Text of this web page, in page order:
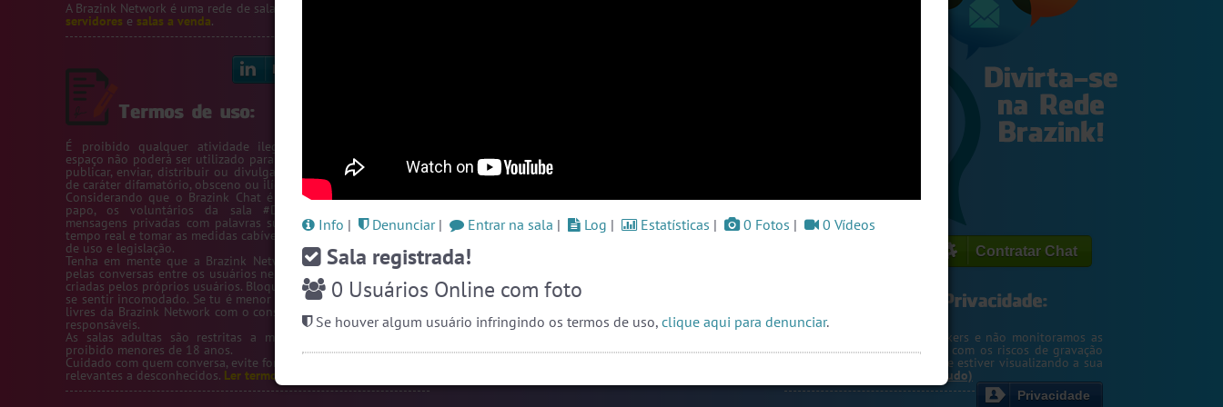
Contratar Chat
A Brazink Network é uma rede de salas de bate-papo.
servidores e salas a venda.
Linkedin
É proibido qualquer atividade ilegal na Rede Brazink. Este
espaço não poderá ser utilizado para passar número de telefone,
publicar, enviar, distribuir ou divulgar conteúdos ou informação
de caráter difamatório, obsceno ou ilícito.
Considerando que o Brazink Chat é um site de salas de bate-
papo, os voluntários da sala #Denuncias têm acesso as
mensagens privadas com palavras suspeitas para averiguar em
tempo real e tomar as medidas cabíveis de acordo com os termos
de uso e legislação.
Tenha em mente que a Brazink Network não se responsabiliza
pelas conversas entre os usuários nem pelas salas de bate-papo
criadas pelos próprios usuários. Bloqueie um usuário sempre que
se sentir incomodado. Se tu é menor de idade, só utilize as salas
livres da Brazink Network com o consentimento de seus pais ou
responsáveis.
As salas adultas são restritas a maiores de 18 anos, sendo
proibido menores de 18 anos.
Cuidado com quem conversa, evite fornecer informações pessoais
relevantes a desconhecidos. Ler termos de uso completo.
🎁 Promoção 🛍 Crie seu Chat e Rádio 📻
com Site e Chat Bot 🤖 de Pedidos.
Protegemos o seu IP de hackers e não monitoramos as
webcam. Entretanto, cuidado com os riscos de gravação
e printscreen pela pessoa que estiver visualizando a sua
(Ler tudo)
Privacidade
Info | Denunciar| Entrar na sala | Log | Estatísticas | 0 Fotos | 0 Vídeos
Sala registrada!
0 Usuários Online com foto
Se houver algum usuário infringindo os termos de uso, clique aqui para denunciar.